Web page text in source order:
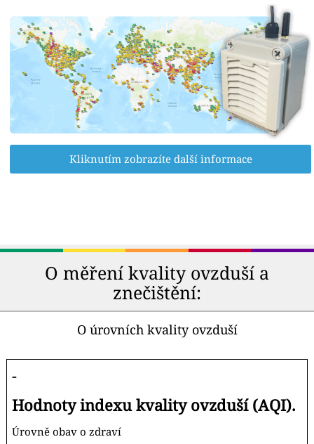
Kliknutím zobrazíte další informace
O měření kvality ovzduší a
znečištění:
O úrovních kvality ovzduší
-
Hodnoty indexu kvality ovzduší (AQI).
Úrovně obav o zdraví